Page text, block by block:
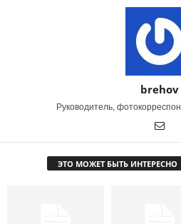
brehov
Руководитель,
ЭТО МОЖЕТ БЫТЬ ИНТЕРЕСНО